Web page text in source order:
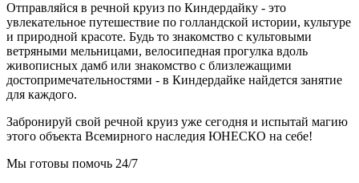
Отправляйся в речной круиз по Киндердайку - это
увлекательное путешествие по голландской истории, культуре
и природной красоте. Будь то знакомство с культовыми
ветряными мельницами, велосипедная прогулка вдоль
живописных дамб или знакомство с близлежащими
достопримечательностями - в Киндердайке найдется занятие
для каждого.
Забронируй свой речной круиз уже сегодня и испытай магию
этого объекта Всемирного наследия ЮНЕСКО на себе!
Мы готовы помочь 24/7